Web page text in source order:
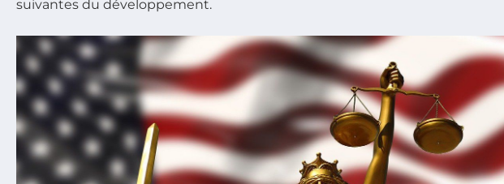
suivantes du développement.